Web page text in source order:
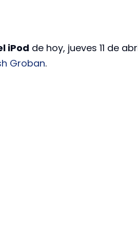
iPod de hoy, jueves 11 de
Groban.